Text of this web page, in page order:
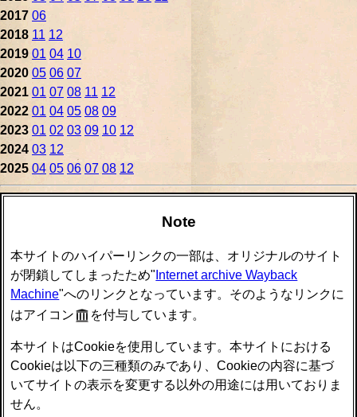
2017 06
2018 11 12
2019 01 04 10
2020 05 06 07
2021 01 07 08 11 12
2022 01 04 05 08 09
2023 01 02 03 09 10 12
2024 03 12
2025 04 05 06 07 08 12
Note
本サイトのハイパーリンクの一部は、オリジナルのサイト
が閉鎖してしまったため" Internet archive Wayback
Machine"へのリンクとなっています。そのようなリンクに
はアイコン
を付与しています。
本サイトはCookieを使用しています。本サイトにおける
Cookieは以下の三種類のみであり、Cookieの内容に基づ
いてサイトの表示を変更する以外の用途には用いておりま
せん。